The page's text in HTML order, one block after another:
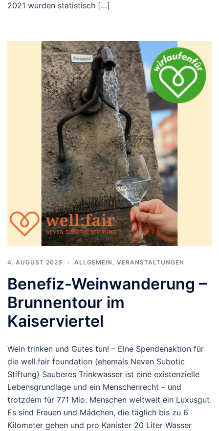
2021 wurden statistisch […]
4. AUGUST 2025 ALLGEMEIN , VERANSTALTUNGEN
Benefiz-Weinwanderung –
Brunnentour im
Kaiserviertel
Wein trinken und Gutes tun! – Eine Spendenaktion für
die well.fair foundation (ehemals Neven Subotic
Stiftung) Sauberes Trinkwasser ist eine existenzielle
Lebensgrundlage und ein Menschenrecht – und
trotzdem für 771 Mio. Menschen weltweit ein Luxusgut.
Es sind Frauen und Mädchen, die täglich bis zu 6
Kilometer gehen und pro Kanister 20 Liter Wasser